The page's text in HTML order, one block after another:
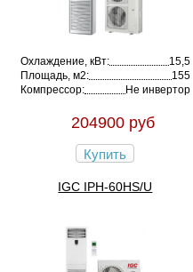
Охлаждение, кВт:
15,5
Площадь, м2:
155
Компрессор:
Не инвертор
204900 руб
Купить
IGC IPH-60HS/U